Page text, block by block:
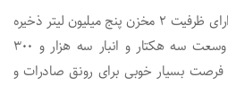
جعفری ادامه داد: این گمرک دارای ظرفیت ۲ مخزن پنج میلیون لیتر ذخیره
سازی، محوطه و انبار روباز به وسعت سه هکتار و انبار سه هزار و ۳۰۰
بسیار خوبی برای رونق صادرات و